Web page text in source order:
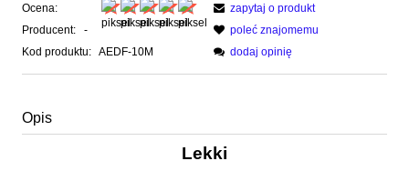
Ocena:
Producent:
-
Kod produktu: AEDF-10M
zapytaj o produkt
poleć znajomemu
dodaj opinię
Opis
Lekki